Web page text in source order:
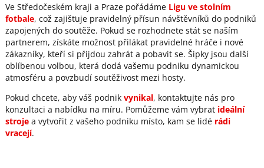
Ve Středočeském kraji a Praze pořádáme Ligu ve stolním
fotbale, což zajišťuje pravidelný přísun návštěvníků do podniků
zapojených do soutěže. Pokud se rozhodnete stát se naším
partnerem, získáte možnost přilákat pravidelné hráče i nové
zákazníky, kteří si přijdou zahrát a pobavit se. Šipky jsou další
oblíbenou volbou, která dodá vašemu podniku dynamickou
atmosféru a povzbudí soutěživost mezi hosty.
Pokud chcete, aby váš podnik vynikal, kontaktujte nás pro
konzultaci a nabídku na míru. Pomůžeme vám vybrat ideální
strojea vytvořit z vašeho podniku místo, kam se lidé rádi
vracejí.